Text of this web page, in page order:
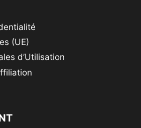
(UE)
d’Utilisation